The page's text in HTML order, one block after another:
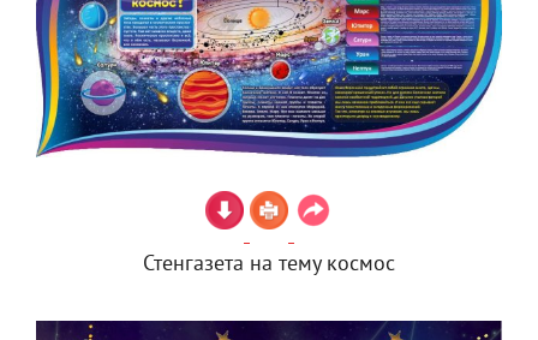
Стенгазета на тему космос